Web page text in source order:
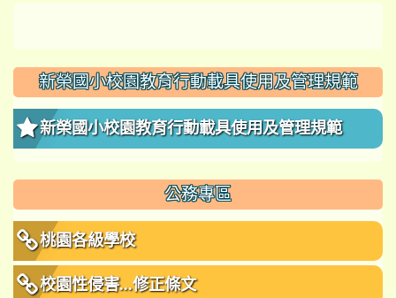
新榮國小校園教育行動載具使用及管理規範
新榮國小校園教育行動載具使用及管理規範
公務專區
桃園各級學校
校園性侵害...修正條文